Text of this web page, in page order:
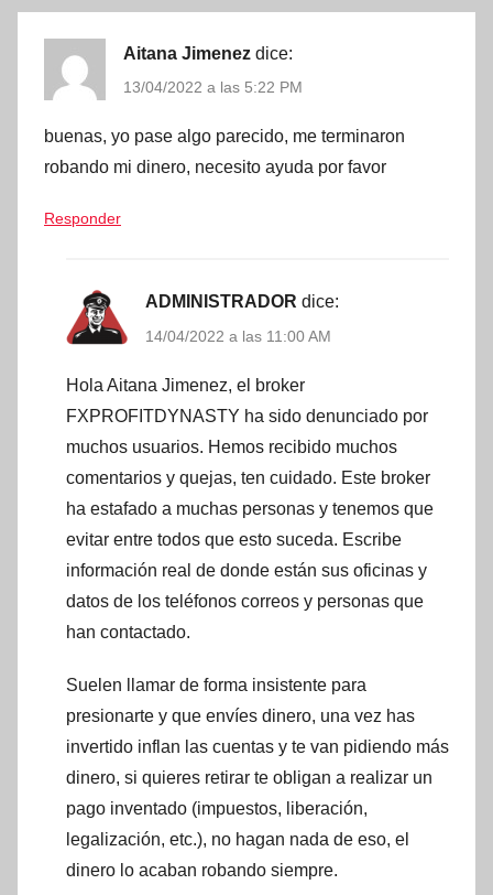
Aitana Jimenez dice:
13/04/2022 a las 5:22 PM
buenas, yo pase algo parecido, me terminaron
robando mi dinero, necesito ayuda por favor
Responder
ADMINISTRADOR dice:
14/04/2022 a las 11:00 AM
Hola Aitana Jimenez, el broker
FXPROFITDYNASTY ha sido denunciado por
muchos usuarios. Hemos recibido muchos
comentarios y quejas, ten cuidado. Este broker
ha estafado a muchas personas y tenemos que
evitar entre todos que esto suceda. Escribe
información real de donde están sus oficinas y
datos de los teléfonos correos y personas que
han contactado.
Suelen llamar de forma insistente para
presionarte y que envíes dinero, una vez has
invertido inflan las cuentas y te van pidiendo más
dinero, si quieres retirar te obligan a realizar un
pago inventado (impuestos, liberación,
legalización, etc.), no hagan nada de eso, el
dinero lo acaban robando siempre.